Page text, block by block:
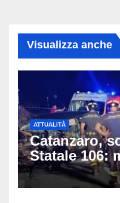
Visualizza anche
ATTUALITÀ
Catanzaro,
Statale 106:
coinvolti
una moto